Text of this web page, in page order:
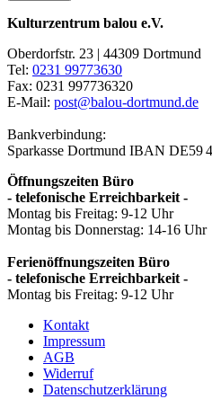
Kulturzentrum balou e.V.
Oberdorfstr. 23 | 44309 Dortmund
Tel: 0231 99773630
Fax: 0231 997736320
E-Mail: post@balou-dortmund.de
Bankverbindung:
Sparkasse Dortmund IBAN DE59
Öffnungszeiten Büro
- telefonische Erreichbarkeit -
Montag bis Freitag: 9-12 Uhr
Montag bis Donnerstag: 14-16 Uhr
Ferienöffnungszeiten Büro
- telefonische Erreichbarkeit -
Montag bis Freitag: 9-12 Uhr
Kontakt
Impressum
AGB
Widerruf
Datenschutzerklärung